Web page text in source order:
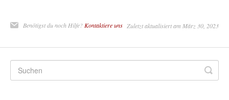
Benötigst du noch Hilfe?Kontaktiere uns Zuletzt aktualisiert am März 30, 2023